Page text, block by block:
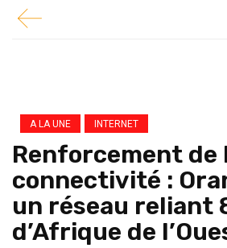
A LA UNE INTERNET
Renforcement de
connectivité :
un réseau reliant
d’Afrique de